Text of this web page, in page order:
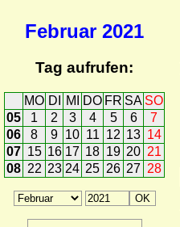
Februar 2021
Tag aufrufen:
MO DI MI DO FR SA SO
05
1 2 3 4 5 6
7
06
8 9 10 11 12 13 14
07 15 16 17 18 19 20 21
08 22 23 24 25 26 27 28